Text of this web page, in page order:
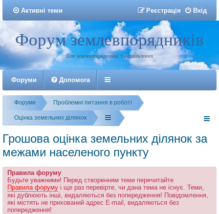
Активні теми Вхід
Реєстрація
Реєстрація
Форум землевпорядників
Для землевпорядників, і зацікавлених
Форуми Допомога
Форуми Проблемні питання в роботі
Оцінка земельних ділянок
Грошова оцінка земельних ділянок за
межами населеного пункту
Правила форуму
Будьте уважними! Перед створенням теми перечитайте
Правила форуму і ще раз перевірте, чи дана тема не існує. Теми,
які дублюють інші, видаляються без попередження! Повідомлення,
які містять не прихований адрес E-mail, видаляються без
попередження!